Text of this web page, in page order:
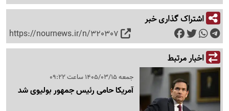
اشتراک گذاری خبر
https://nournews.ir/n/320307
اخبار مرتبط
جمعه 1405/03/15 ساعت 09:22
آمریکا حامی رئیس جمهور بولیوی شد